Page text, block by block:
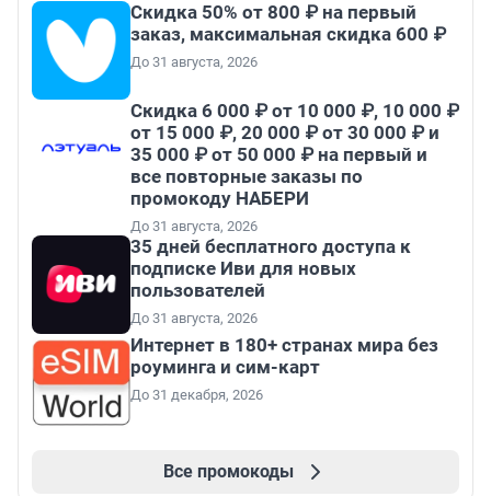
Скидка 50% от 800 ₽ на первый
заказ, максимальная скидка 600 ₽
До 31 августа, 2026
Скидка 6 000 ₽ от 10 000 ₽, 10 000 ₽
от 15 000 ₽, 20 000 ₽ от 30 000 ₽ и
35 000 ₽ от 50 000 ₽ на первый и
все повторные заказы по
промокоду НАБЕРИ
До 31 августа, 2026
35 дней бесплатного доступа к
подписке Иви для новых
пользователей
До 31 августа, 2026
Интернет в 180+ странах мира без
роуминга и сим-карт
До 31 декабря, 2026
Все промокоды